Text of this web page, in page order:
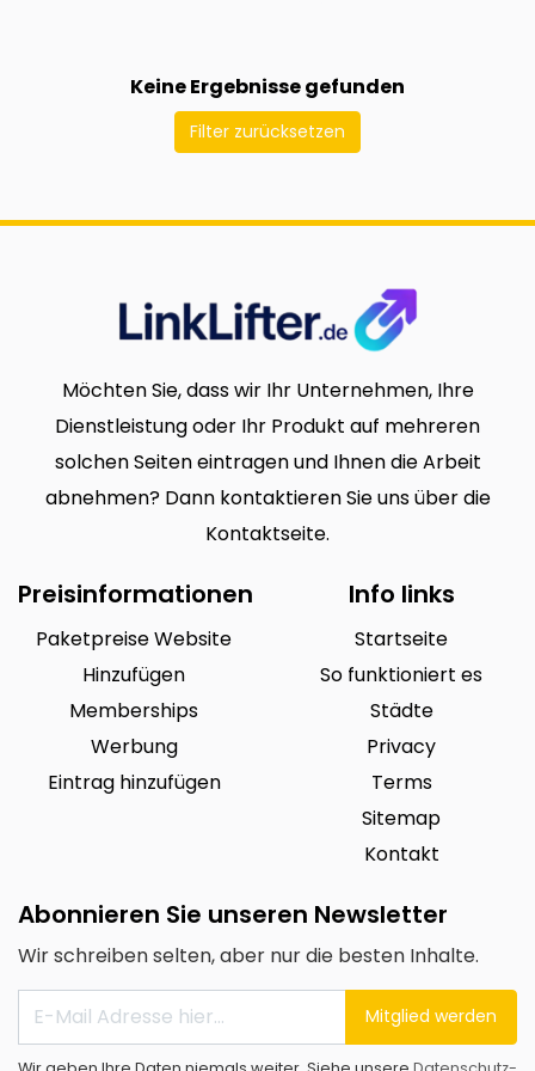
Keine Ergebnisse gefunden
Filter zurücksetzen
Möchten Sie, dass wir Ihr Unternehmen, Ihre
Dienstleistung oder Ihr Produkt auf mehreren
solchen Seiten eintragen und Ihnen die Arbeit
abnehmen? Dann kontaktieren Sie uns über die
Kontaktseite.
Preisinformationen
Paketpreise Website
Hinzufügen
Memberships
Werbung
Eintrag hinzufügen
Info links
Startseite
So funktioniert es
Städte
Privacy
Terms
Sitemap
Kontakt
Abonnieren Sie unseren Newsletter
Wir schreiben selten, aber nur die besten Inhalte.
Mitglied werden